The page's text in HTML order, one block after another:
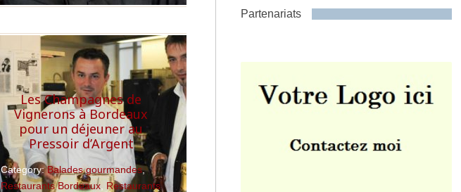
Les Champagnes de
Vignerons à Bordeaux
pour un déjeuner au
Pressoir d’Argent
Category:Balades gourmandes,
Restaurants Bordeaux Restaurants
Partenariats